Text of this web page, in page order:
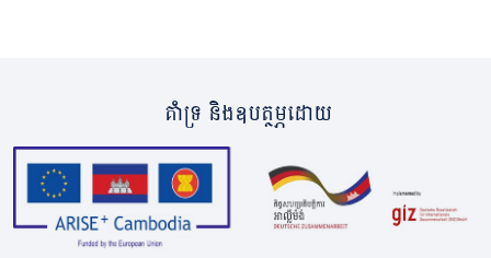
គាំទ្រ និងឧបត្ថម្ភដោយ